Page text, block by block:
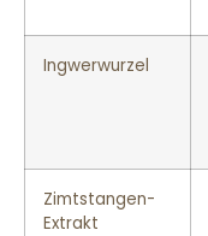
Ingwerwurzel
Zimtstangen-
Extrakt